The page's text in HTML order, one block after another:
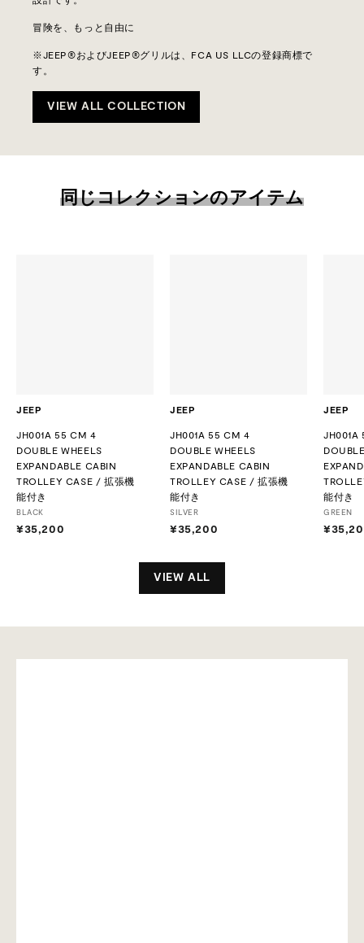
冒険を、もっと自由に
※JEEP®およびJEEP®グリルは、FCA US LLCの登録商標で
す。
VIEW ALL COLLECTION
同じコレクションのアイテム
JEEP
JH001A 55 CM 4
DOUBLE WHEELS
EXPANDABLE CABIN
TROLLEY CASE / 拡張機
能付き
BLACK
¥35,200
JEEP
JH001A 55 CM 4
DOUBLE WHEELS
EXPANDABLE CABIN
TROLLEY CASE / 拡張機
能付き
SILVER
¥35,200
5
2
JEEP
JH001A
能付き
GREEN
VIEW ALL